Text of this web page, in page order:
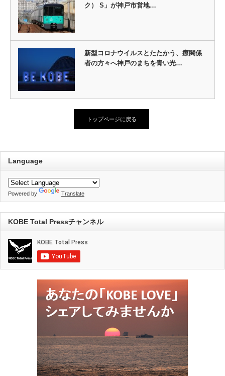
ク） S」が神戸市営地…
新型コロナウイルスとたたかう、療関係
者の方々へ神戸のまちを青い光…
トップページに戻る
Language
Powered by Translate
KOBE Total Pressチャンネル